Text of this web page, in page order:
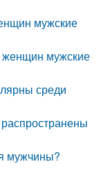
мужские
мужские
среди
мужчины?